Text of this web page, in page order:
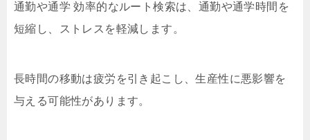
通勤や通学 効率的なルート検索は、通勤や通学時間を
短縮し、ストレスを軽減します。
長時間の移動は疲労を引き起こし、生産性に悪影響を
与える可能性があります。